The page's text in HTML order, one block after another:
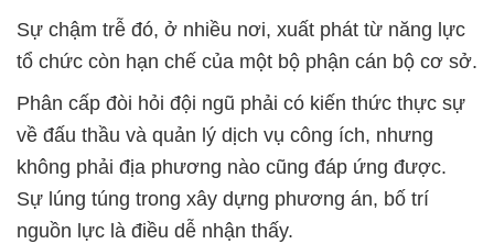
Sự chậm trễ đó, ở nhiều nơi, xuất phát từ năng lực
tổ chức còn hạn chế của một bộ phận cán bộ cơ sở.
Phân cấp đòi hỏi đội ngũ phải có kiến thức thực sự
về đấu thầu và quản lý dịch vụ công ích, nhưng
không phải địa phương nào cũng đáp ứng được.
Sự lúng túng trong xây dựng phương án, bố trí
nguồn lực là điều dễ nhận thấy.